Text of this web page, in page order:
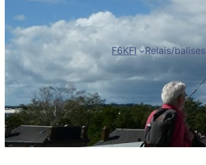
F6KFI Relais/balises